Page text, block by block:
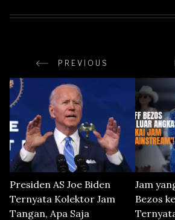
PREVIOUS
Presiden AS Joe Biden
Ternyata Kolektor Jam
Tangan, Apa Saja
Jam
Bezos
Ternyata